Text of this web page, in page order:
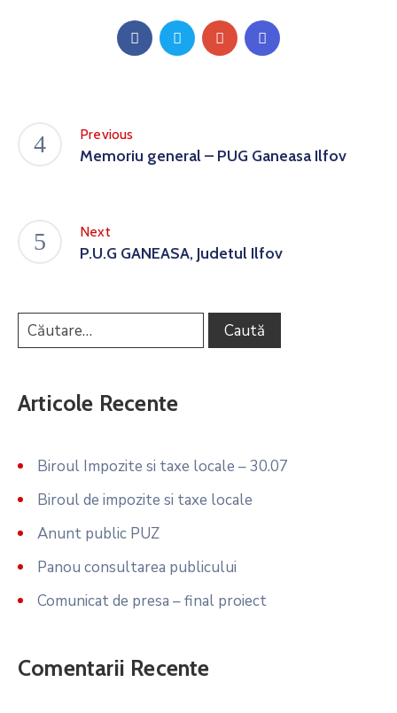
Previous
Memoriu general – PUG Ganeasa Ilfov
Next
P.U.G GANEASA, Judetul Ilfov
Articole Recente
Biroul Impozite si taxe locale – 30.07
Biroul de impozite si taxe locale
Anunt public PUZ
Panou consultarea publicului
Comunicat de presa – final proiect
Comentarii Recente